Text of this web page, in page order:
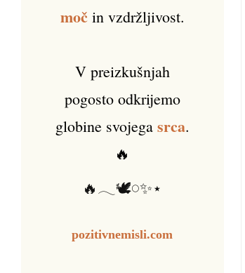
močin vzdržljivost.
V preizkušnjah
pogosto odkrijemo
globine svojega srca.
🔥
🔥𓂃🕊️𓏸✨⋆
pozitivnemisli.com